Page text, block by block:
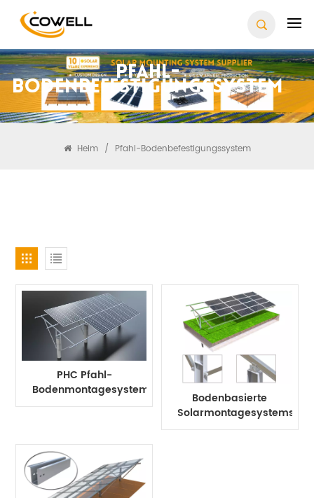
Pfahl-
Bodenbefestigungssystem
Heim / Pfahl-Bodenbefestigungssystem
PHC Pfahl-
Bodenmontagesystem
Stahlkonstruktionen
Bodenbasierte
aus hochfestem